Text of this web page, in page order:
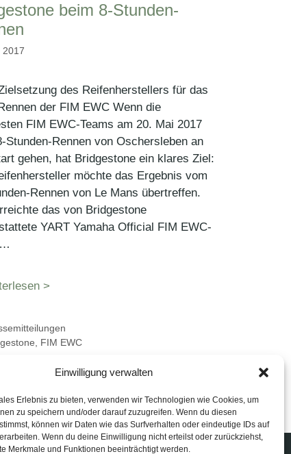
Einwilligung verwalten
Erlebnis zu bieten, verwenden wir Technologien wie Cookies, um
zu speichern und/oder darauf zuzugreifen. Wenn du diesen
können wir Daten wie das Surfverhalten oder eindeutige IDs auf
Wenn du deine Einwilligung nicht erteilst oder zurückziehst,
Merkmale und Funktionen beeinträchtigt werden.
beim 8-Stunden-
2017
des Reifenherstellers für das
der FIM EWC Wenn die
FIM EWC-Teams am 20. Mai 2017
Stunden-Rennen von Oschersleben an
gehen, hat Bridgestone ein klares Ziel:
möchte das Ergebnis vom
Rennen von Le Mans übertreffen.
das von Bridgestone
YART Yamaha Official FIM EWC-
…
>
FIM EWC